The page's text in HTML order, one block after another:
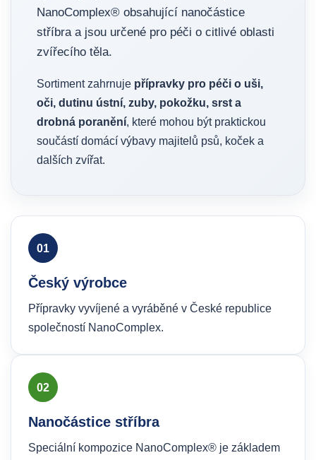
NanoComplex® obsahující nanočástice
stříbra a jsou určené pro péči o citlivé oblasti
zvířecího těla.
Sortiment zahrnuje přípravky pro péči o uši,
oči, dutinu ústní, zuby, pokožku, srst a
drobná poranění, které mohou být praktickou
součástí domácí výbavy majitelů psů, koček a
dalších zvířat.
01
Český výrobce
Přípravky vyvíjené a vyráběné v České republice
společností NanoComplex.
02
Nanočástice stříbra
Speciální kompozice NanoComplex® je základem